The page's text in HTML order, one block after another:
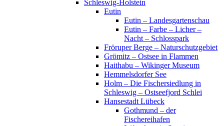
Schleswig-Holstein
Eutin
Eutin – Landesgartenschau
Eutin – Farbe – Licher –
Nacht – Schlosspark
Fröruper Berge – Naturschutzgebiet
Grömitz – Ostsee in Flammen
Haithabu – Wikinger Museum
Hemmelsdorfer See
Holm – Die Fischersiedlung in
Schleswig – Ostseefjord Schlei
Hansestadt Lübeck
Gothmund – der
Fischereihafen